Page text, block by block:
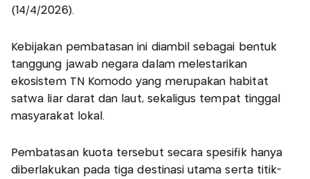
(14/4/2026).
Kebijakan pembatasan ini diambil sebagai bentuk
tanggung jawab negara dalam melestarikan
ekosistem TN Komodo yang merupakan habitat
satwa liar darat dan laut, sekaligus tempat tinggal
masyarakat lokal.
Pembatasan kuota tersebut secara spesifik hanya
diberlakukan pada tiga destinasi utama serta titik-